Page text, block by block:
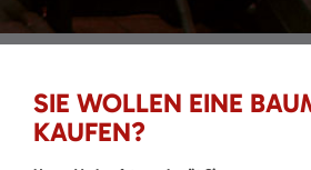
SIE WOLLEN EINE
KAUFEN?